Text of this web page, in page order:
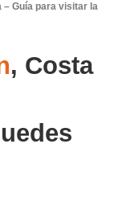
– Guía para visitar la
, Costa